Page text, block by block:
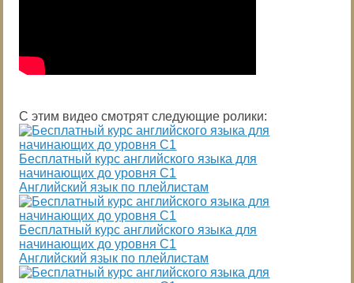
С этим видео смотрят следующие ролики:
Бесплатный курс английского языка для
начинающих до уровня С1
Английский язык по плейлистам
Бесплатный курс английского языка для
начинающих до уровня С1
Английский язык по плейлистам